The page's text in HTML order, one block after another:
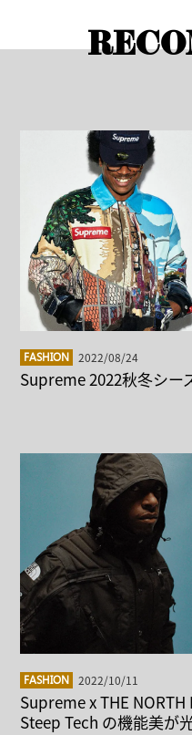
FASHION 2022/08/24
Supreme 2022秋冬シー
FASHION 2022/10/11
Supreme x THE NORTH
Steep Tech の機能美が